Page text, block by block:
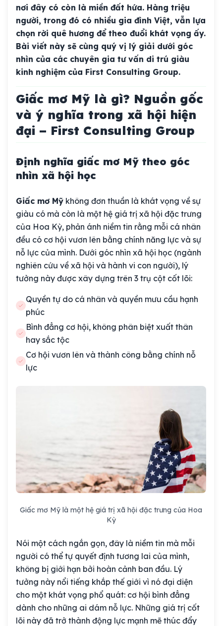
nơi đây có còn là miền đất hứa. Hàng triệu
người, trong đó có nhiều gia đình Việt, vẫn lựa
chọn rời quê hương để theo đuổi khát vọng ấy.
Bài viết này sẽ cùng quý vị lý giải dưới góc
nhìn của các chuyên gia tư vấn di trú giàu
kinh nghiệm của First Consulting Group.
Giấc mơ Mỹ là gì? Nguồn gốc
và ý nghĩa trong xã hội hiện
đại – First Consulting Group
Định nghĩa giấc mơ Mỹ theo góc
nhìn xã hội học
Giấc mơ Mỹ không đơn thuần là khát vọng về sự
giàu có mà còn là một hệ giá trị xã hội đặc trưng
của Hoa Kỳ, phản ánh niềm tin rằng mỗi cá nhân
đều có cơ hội vươn lên bằng chính năng lực và sự
nỗ lực của mình. Dưới góc nhìn xã hội học (ngành
nghiên cứu về xã hội và hành vi con người), lý
tưởng này được xây dựng trên 3 trụ cột cốt lõi:
Quyền tự do cá nhân và quyền mưu cầu hạnh
phúc
Bình đẳng cơ hội, không phân biệt xuất thân
hay sắc tộc
Cơ hội vươn lên và thành công bằng chính nỗ
lực
Giấc mơ Mỹ là một hệ giá trị xã hội đặc trưng của Hoa
Kỳ
Nói một cách ngắn gọn, đây là niềm tin mà mỗi
người có thể tự quyết định tương lai của mình,
không bị giới hạn bởi hoàn cảnh ban đầu. Lý
tưởng này nổi tiếng khắp thế giới vì nó đại diện
cho một khát vọng phổ quát: cơ hội bình đẳng
dành cho những ai dám nỗ lực. Những giá trị cốt
lõi này đã trở thành động lực mạnh mẽ thúc đẩy